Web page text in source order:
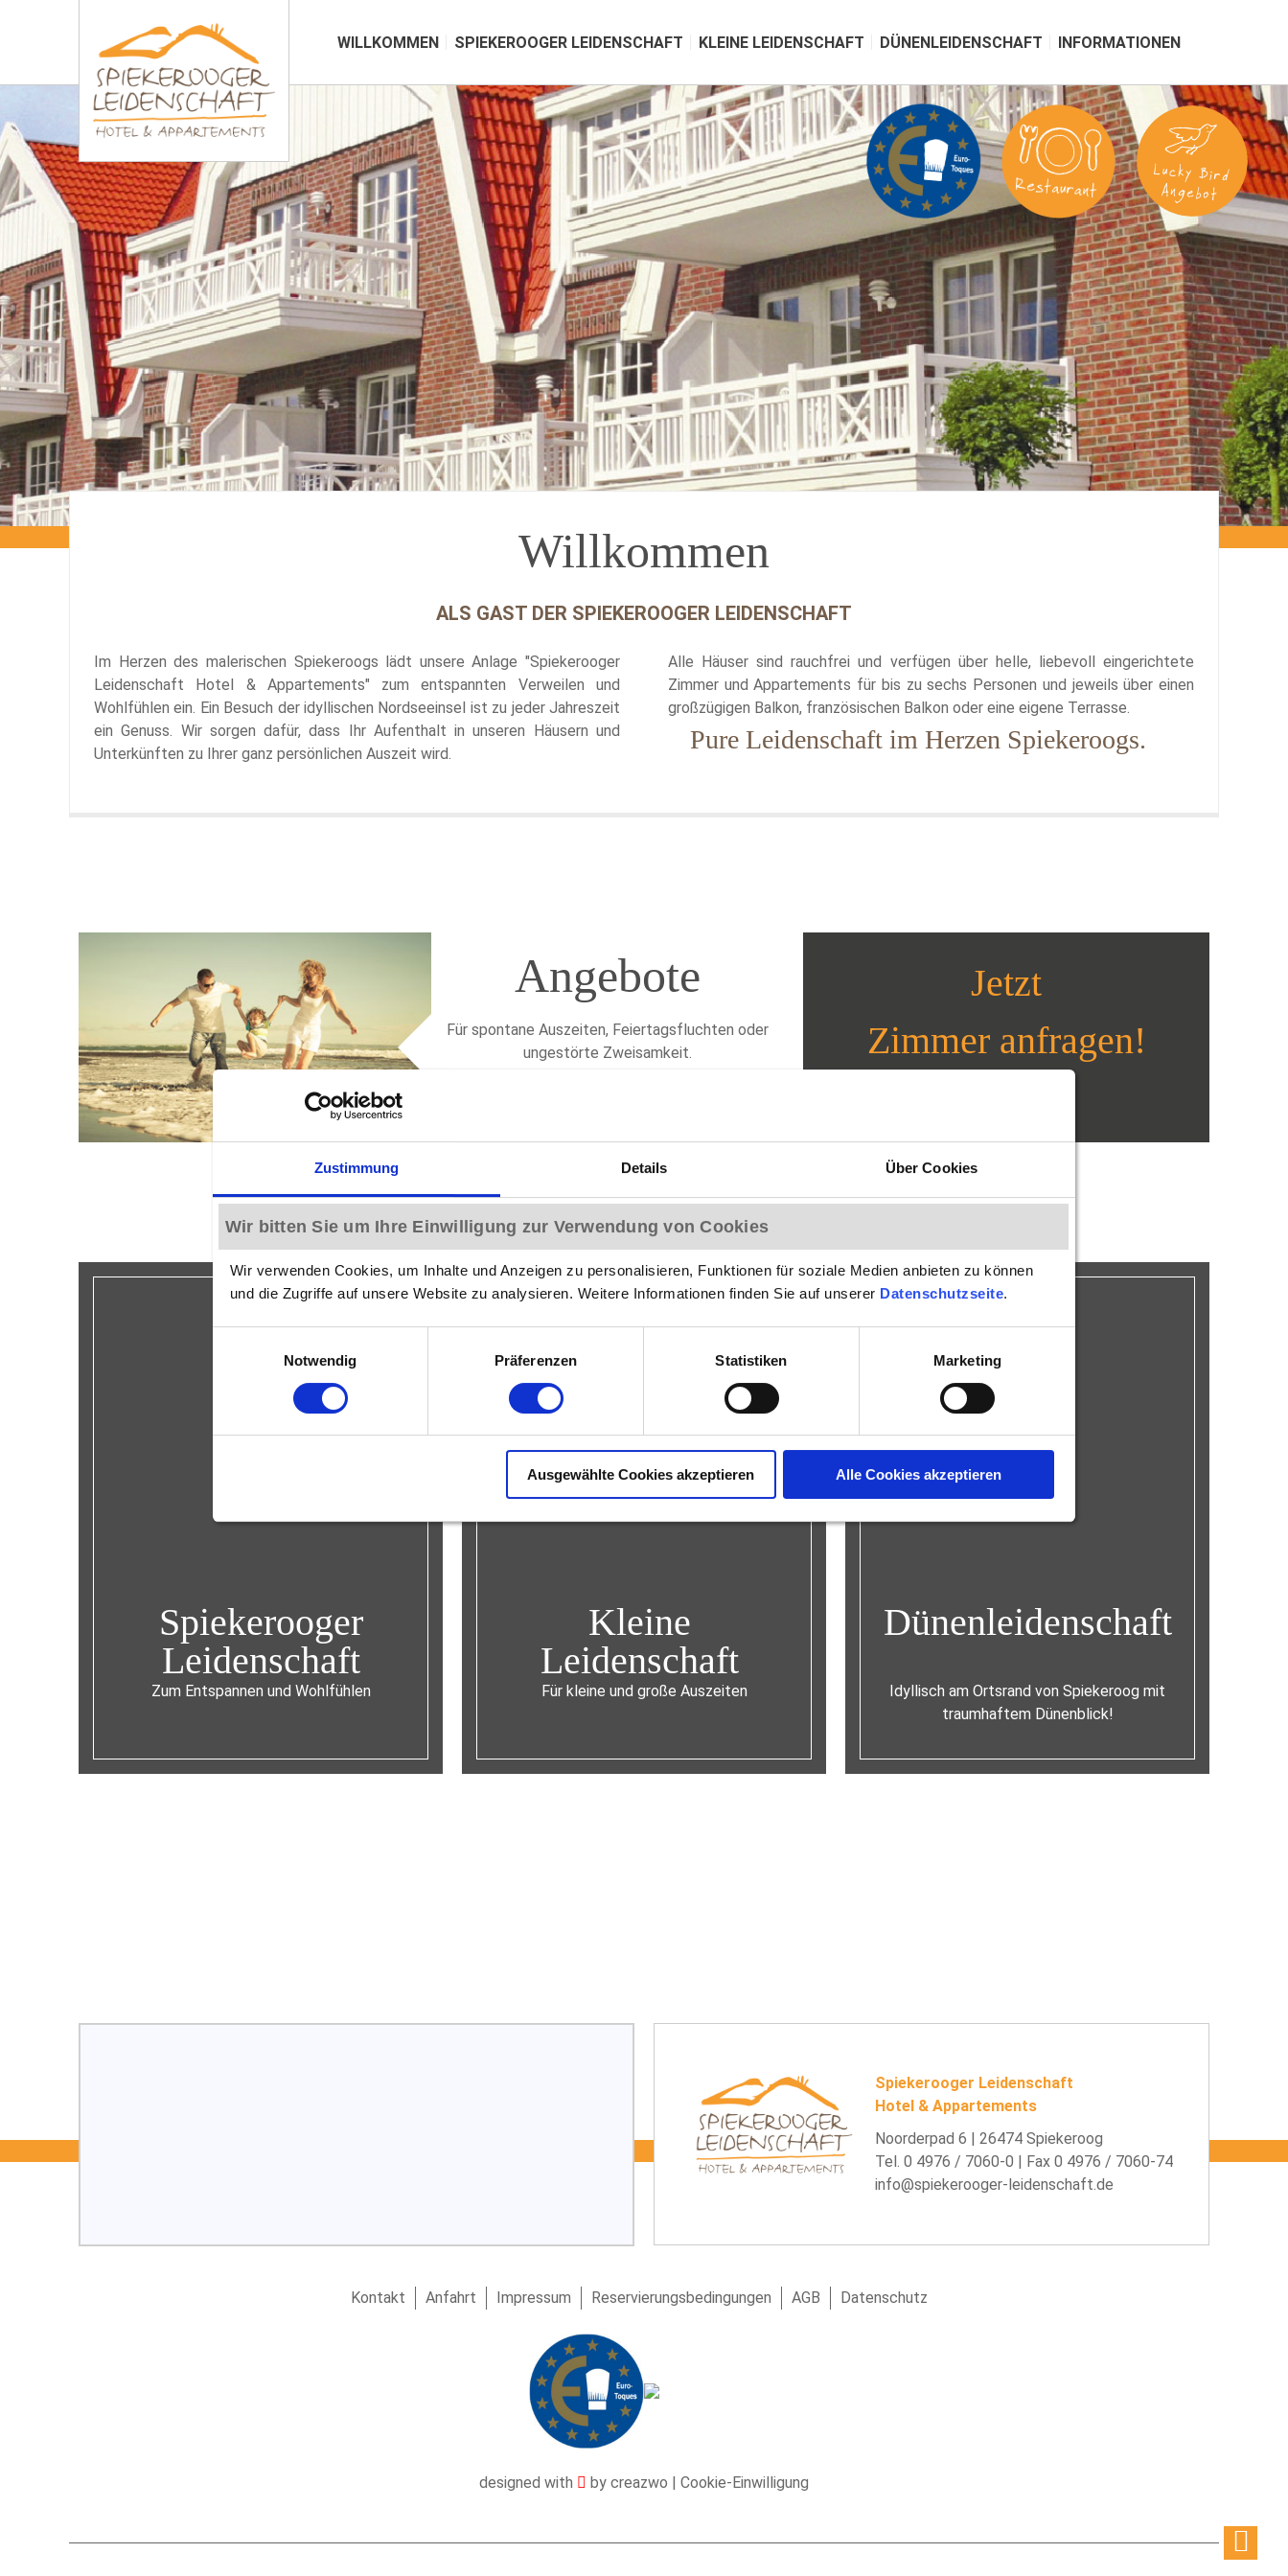
Zustimmung Details Über Cookies
Wir bitten Sie um Ihre Einwilligung zur Verwendung von Cookies
Wir verwenden Cookies, um Inhalte und Anzeigen zu personalisieren, Funktionen für soziale Medien anbieten zu können
und die Zugriffe auf unsere Website zu analysieren. Weitere Informationen finden Sie auf unserer Datenschutzseite.
Notwendig
Präferenzen Statistiken Marketing
Ausgewählte Cookies akzeptieren Alle Cookies akzeptieren
WILLKOMMEN SPIEKEROOGER LEIDENSCHAFT KLEINE LEIDENSCHAFT DÜNENLEIDENSCHAFT INFORMATIONEN
Willkommen
ALS GAST DER SPIEKEROOGER LEIDENSCHAFT
Im Herzen des malerischen Spiekeroogs lädt unsere Anlage "Spiekerooger
Leidenschaft Hotel & Appartements" zum entspannten Verweilen und
Wohlfühlen ein. Ein Besuch der idyllischen Nordseeinsel ist zu jeder Jahreszeit
ein Genuss. Wir sorgen dafür, dass Ihr Aufenthalt in unseren Häusern und
Unterkünften zu Ihrer ganz persönlichen Auszeit wird.
Alle Häuser sind rauchfrei und verfügen über helle, liebevoll eingerichtete
Zimmer und Appartements für bis zu sechs Personen und jeweils über einen
großzügigen Balkon, französischen Balkon oder eine eigene Terrasse.
Pure Leidenschaft im Herzen Spiekeroogs.
Angebote
Für spontane Auszeiten, Feiertagsfluchten oder
ungestörte Zweisamkeit.
Jetzt
Zimmer anfragen!
Spiekerooger
Leidenschaft
Zum Entspannen und Wohlfühlen
Kleine
Leidenschaft
Für kleine und große Auszeiten
Dünenleidenschaft
Idyllisch am Ortsrand von Spiekeroog mit
traumhaftem Dünenblick!
Spiekerooger Leidenschaft
Hotel & Appartements
Noorderpad 6 | 26474 Spiekeroog
Tel. 0 4976 / 7060-0 | Fax 0 4976 / 7060-74
info@spiekerooger-leidenschaft.de
Kontakt Anfahrt Impressum Reservierungsbedingungen AGB Datenschutz
designed with by creazwo Cookie-Einwilligung